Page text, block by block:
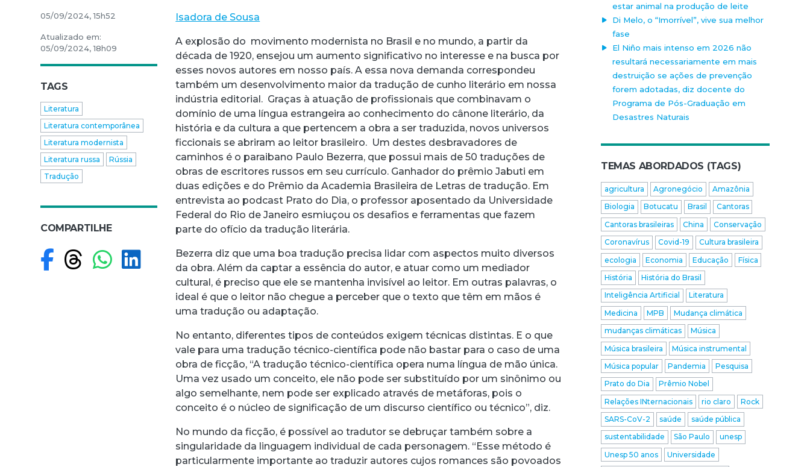
Isadora de Sousa
A explosão do movimento modernista no Brasil e no mundo, a partir da
década de 1920, ensejou um aumento significativo no interesse e na busca por
esses novos autores em nosso país. A essa nova demanda correspondeu
também um desenvolvimento maior da tradução de cunho literário em nossa
indústria editorial. Graças à atuação de profissionais que combinavam o
domínio de uma língua estrangeira ao conhecimento do cânone literário, da
história e da cultura a que pertencem a obra a ser traduzida, novos universos
ficcionais se abriram ao leitor brasileiro. Um destes desbravadores de
caminhos é o paraibano Paulo Bezerra, que possui mais de 50 traduções de
obras de escritores russos em seu currículo. Ganhador do prêmio Jabuti em
duas edições e do Prêmio da Academia Brasileira de Letras de tradução. Em
entrevista ao podcast Prato do Dia, o professor aposentado da Universidade
Federal do Rio de Janeiro esmiuçou os desafios e ferramentas que fazem
parte do ofício da tradução literária.
Bezerra diz que uma boa tradução precisa lidar com aspectos muito diversos
da obra. Além da captar a essência do autor, e atuar como um mediador
cultural, é preciso que ele se mantenha invisível ao leitor. Em outras palavras, o
ideal é que o leitor não chegue a perceber que o texto que têm em mãos é
uma tradução ou adaptação.
No entanto, diferentes tipos de conteúdos exigem técnicas distintas. E o que
vale para uma tradução técnico-científica pode não bastar para o caso de uma
obra de ficção, “A tradução técnico-científica opera numa língua de mão única.
Uma vez usado um conceito, ele não pode ser substituído por um sinônimo ou
algo semelhante, nem pode ser explicado através de metáforas, pois o
conceito é o núcleo de significação de um discurso científico ou técnico”, diz.
No mundo da ficção, é possível ao tradutor se debruçar também sobre a
singularidade da linguagem individual de cada personagem. “Esse método é
particularmente importante ao traduzir autores cujos romances são povoados
05/09/2024, 15h52
Atualizado em:
05/09/2024, 18h09
TAGS
Literatura
Literatura contemporânea
Literatura modernista
Literatura russa
Rússia
Tradução
COMPARTILHE
Compartilhar no Facebook
Compartilhar no Threads
Compartilhar no WhatsApp
Compartilhar no LinkedIn
estar animal na produção de leite
Di Melo, o “Imorrível”, vive sua melhor
fase
El Niño mais intenso em 2026 não
resultará necessariamente em mais
destruição se ações de prevenção
forem adotadas, diz docente do
Programa de Pós-Graduação em
Desastres Naturais
TEMAS ABORDADOS (TAGS)
agricultura Agronegócio
Amazônia
Biologia
Botucatu Brasil
Cantoras
Cantoras brasileiras
China
Conservação
Coronavírus
Covid-19
Cultura brasileira
ecologia
Economia Educação
Física
História
História do Brasil
Inteligência Artificial
Literatura
Medicina
MPB
Mudança climática
mudanças climáticas
Música
Música brasileira
Música instrumental
Música popular
Pandemia
Pesquisa
Prato do Dia
Prêmio Nobel
Relações INternacionais
rio claro
Rock
SARS-CoV-2
saúde
saúde pública
sustentabilidade
São Paulo
unesp
Unesp 50 anos
Universidade